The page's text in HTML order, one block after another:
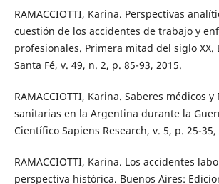
RAMACCIOTTI, Karina. Perspectivas
cuestión de los accidentes de trabajo y
profesionales. Primera mitad del siglo XX.
Santa Fé, v. 49, n. 2, p. 85-93, 2015.
RAMACCIOTTI, Karina. Saberes médicos y
sanitarias en la Argentina durante la
Científico Sapiens Research, v. 5, p. 25-35,
RAMACCIOTTI, Karina. Los accidentes
perspectiva histórica. Buenos Aires: